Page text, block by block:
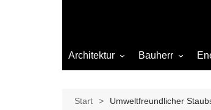
Architektur Bauherr
Beleuchtung
Start Umweltfreundlicher